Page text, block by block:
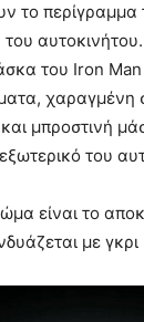
το
του Iron
χαραγμένη
μπροστινή
του
είναι το
με γκρι